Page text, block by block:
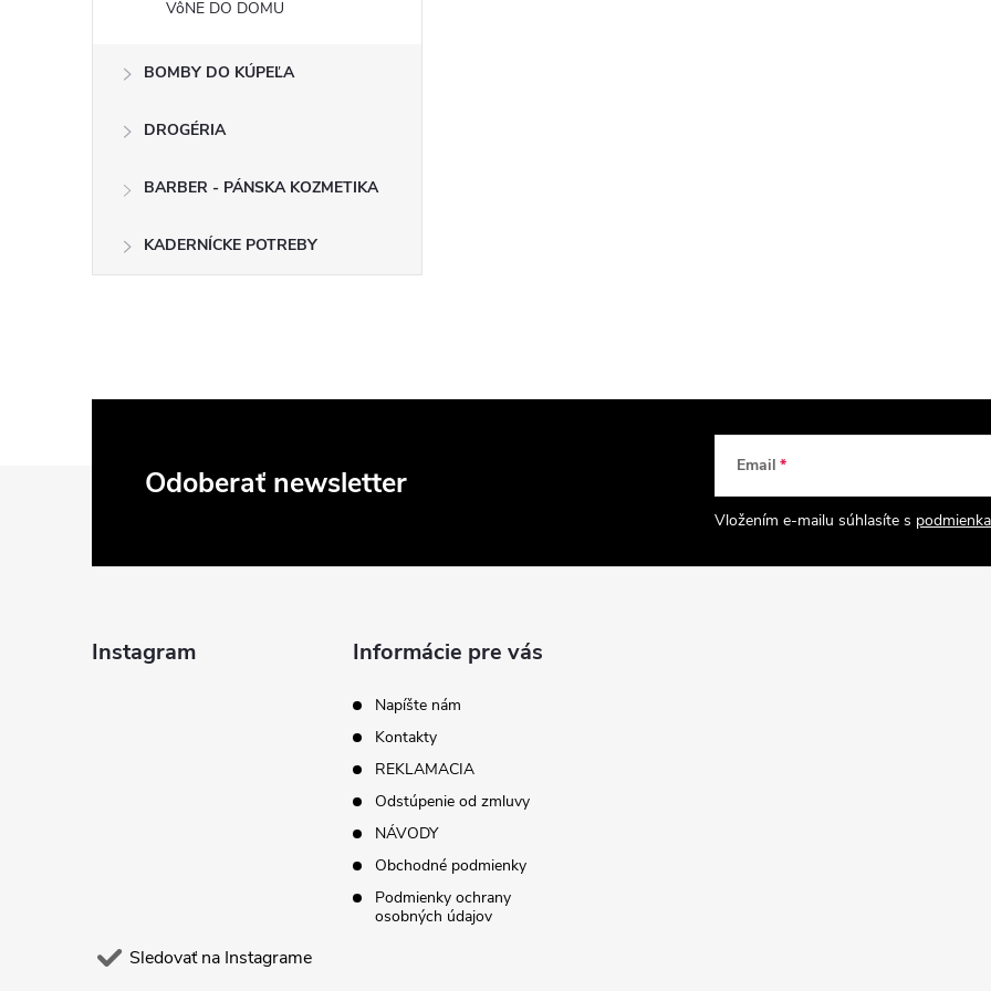
VôNE DO DOMU
BOMBY DO KÚPEĽA
DROGÉRIA
BARBER - PÁNSKA KOZMETIKA
KADERNÍCKE POTREBY
Odoberať newsletter Email
Vložením e-mailu súhlasíte s
Instagram
Sledovať na Instagrame
Informácie pre vás
Napíšte nám
Kontakty
REKLAMACIA
Odstúpenie od zmluvy
NÁVODY
Obchodné podmienky
Podmienky ochrany
osobných údajov